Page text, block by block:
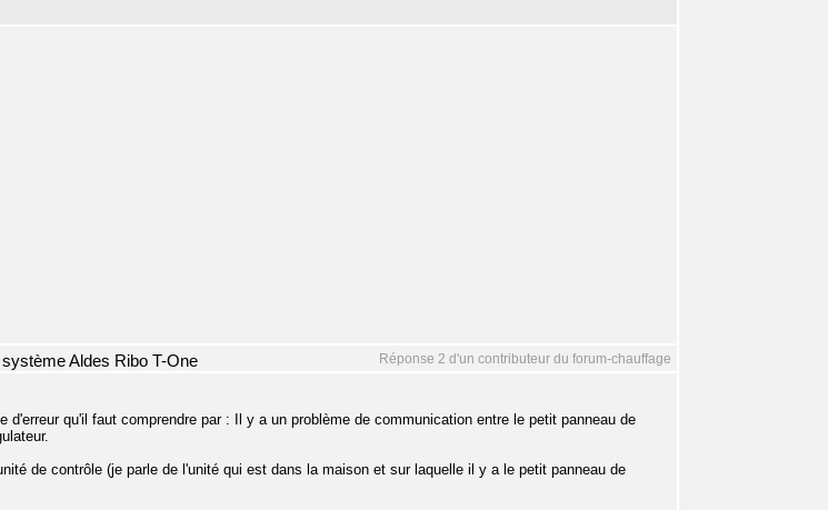
Réponse 2 d'un contributeur du forum-chauffage
Aldes Ribo T-One
d'erreur qu'il faut comprendre par : Il y a un problème de communication entre le petit panneau de
de contrôle (je parle de l'unité qui est dans la maison et sur laquelle il y a le petit panneau de